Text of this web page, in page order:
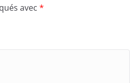
avec *